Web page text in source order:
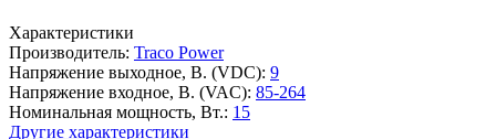
Характеристики
Производитель: Traco Power
Напряжение выходное, В. (VDC): 9
Напряжение входное, В. (VAC): 85-264
Номинальная мощность, Вт.: 15
Другие характеристики